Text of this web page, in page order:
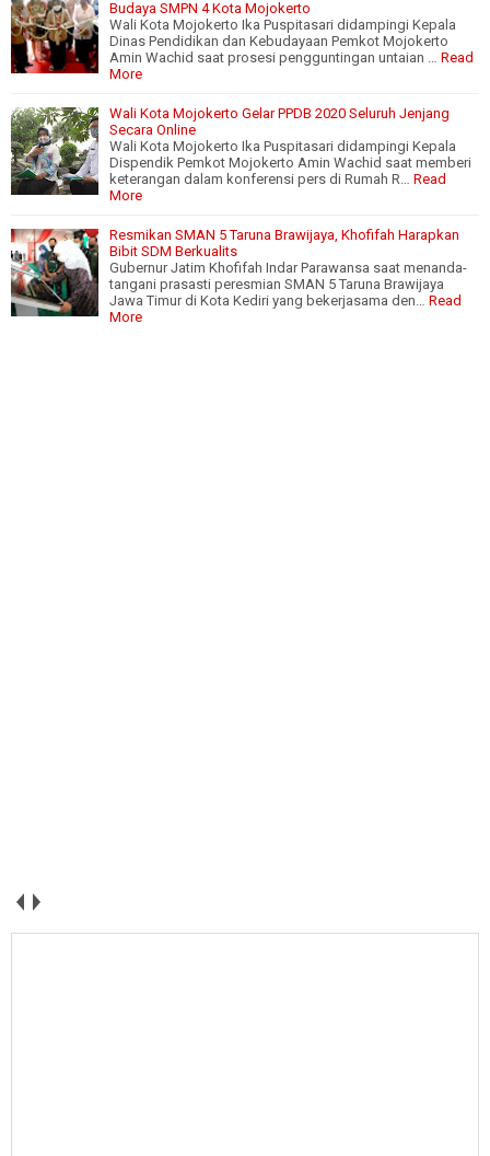
Budaya SMPN 4 Kota Mojokerto
Wali Kota Mojokerto Ika Puspitasari didampingi Kepala
Dinas Pendidikan dan Kebudayaan Pemkot Mojokerto
Amin Wachid saat prosesi pengguntingan untaian …
Read
More
Wali Kota Mojokerto Gelar PPDB 2020 Seluruh Jenjang
Secara Online
Wali Kota Mojokerto Ika Puspitasari didampingi Kepala
Dispendik Pemkot Mojokerto Amin Wachid saat memberi
keterangan dalam konferensi pers di Rumah R…
Read
More
Resmikan SMAN 5 Taruna Brawijaya, Khofifah Harapkan
Bibit SDM Berkualits
Gubernur Jatim Khofifah Indar Parawansa saat menanda-
tangani prasasti peresmian SMAN 5 Taruna Brawijaya
Jawa Timur di Kota Kediri yang bekerjasama den…
Read
More